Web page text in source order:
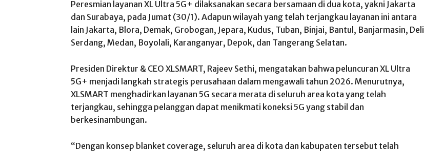
Peresmian layanan XL Ultra 5G+ dilaksanakan secara bersamaan di dua kota, yakni Jakarta
dan Surabaya, pada Jumat (30/1). Adapun wilayah yang telah terjangkau layanan ini antara
lain Jakarta, Blora, Demak, Grobogan, Jepara, Kudus, Tuban, Binjai, Bantul, Banjarmasin, Deli
Serdang, Medan, Boyolali, Karanganyar, Depok, dan Tangerang Selatan.
Presiden Direktur & CEO XLSMART, Rajeev Sethi, mengatakan bahwa peluncuran XL Ultra
5G+ menjadi langkah strategis perusahaan dalam mengawali tahun 2026. Menurutnya,
XLSMART menghadirkan layanan 5G secara merata di seluruh area kota yang telah
terjangkau, sehingga pelanggan dapat menikmati koneksi 5G yang stabil dan
berkesinambungan.
“Dengan konsep blanket coverage, seluruh area di kota dan kabupaten tersebut telah